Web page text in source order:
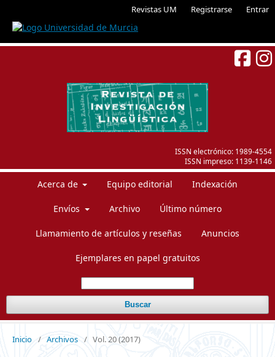
Revistas UM Registrarse Entrar
ISSN electrónico: 1989-4554
ISSN impreso: 1139-1146
Acerca de Equipo editorial Indexación
Envíos Archivo Último número
Llamamiento de artículos y reseñas Anuncios
Ejemplares en papel gratuitos
Buscar
Inicio / Archivos / Vol. 20 (2017)